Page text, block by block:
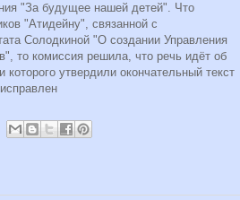
"За будущее нашей детей". Что
"Атидейну", связанной с
Солодкиной "О создании Управления
то комиссия решила, что речь идёт об
утвердили окончательный текст